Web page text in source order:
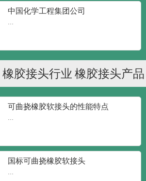
中国化学工程集团公司
...
橡胶接头行业
新闻
橡胶接头产品
知识
可曲挠橡胶软接头的性能特点
...
国标可曲挠橡胶软接头
...